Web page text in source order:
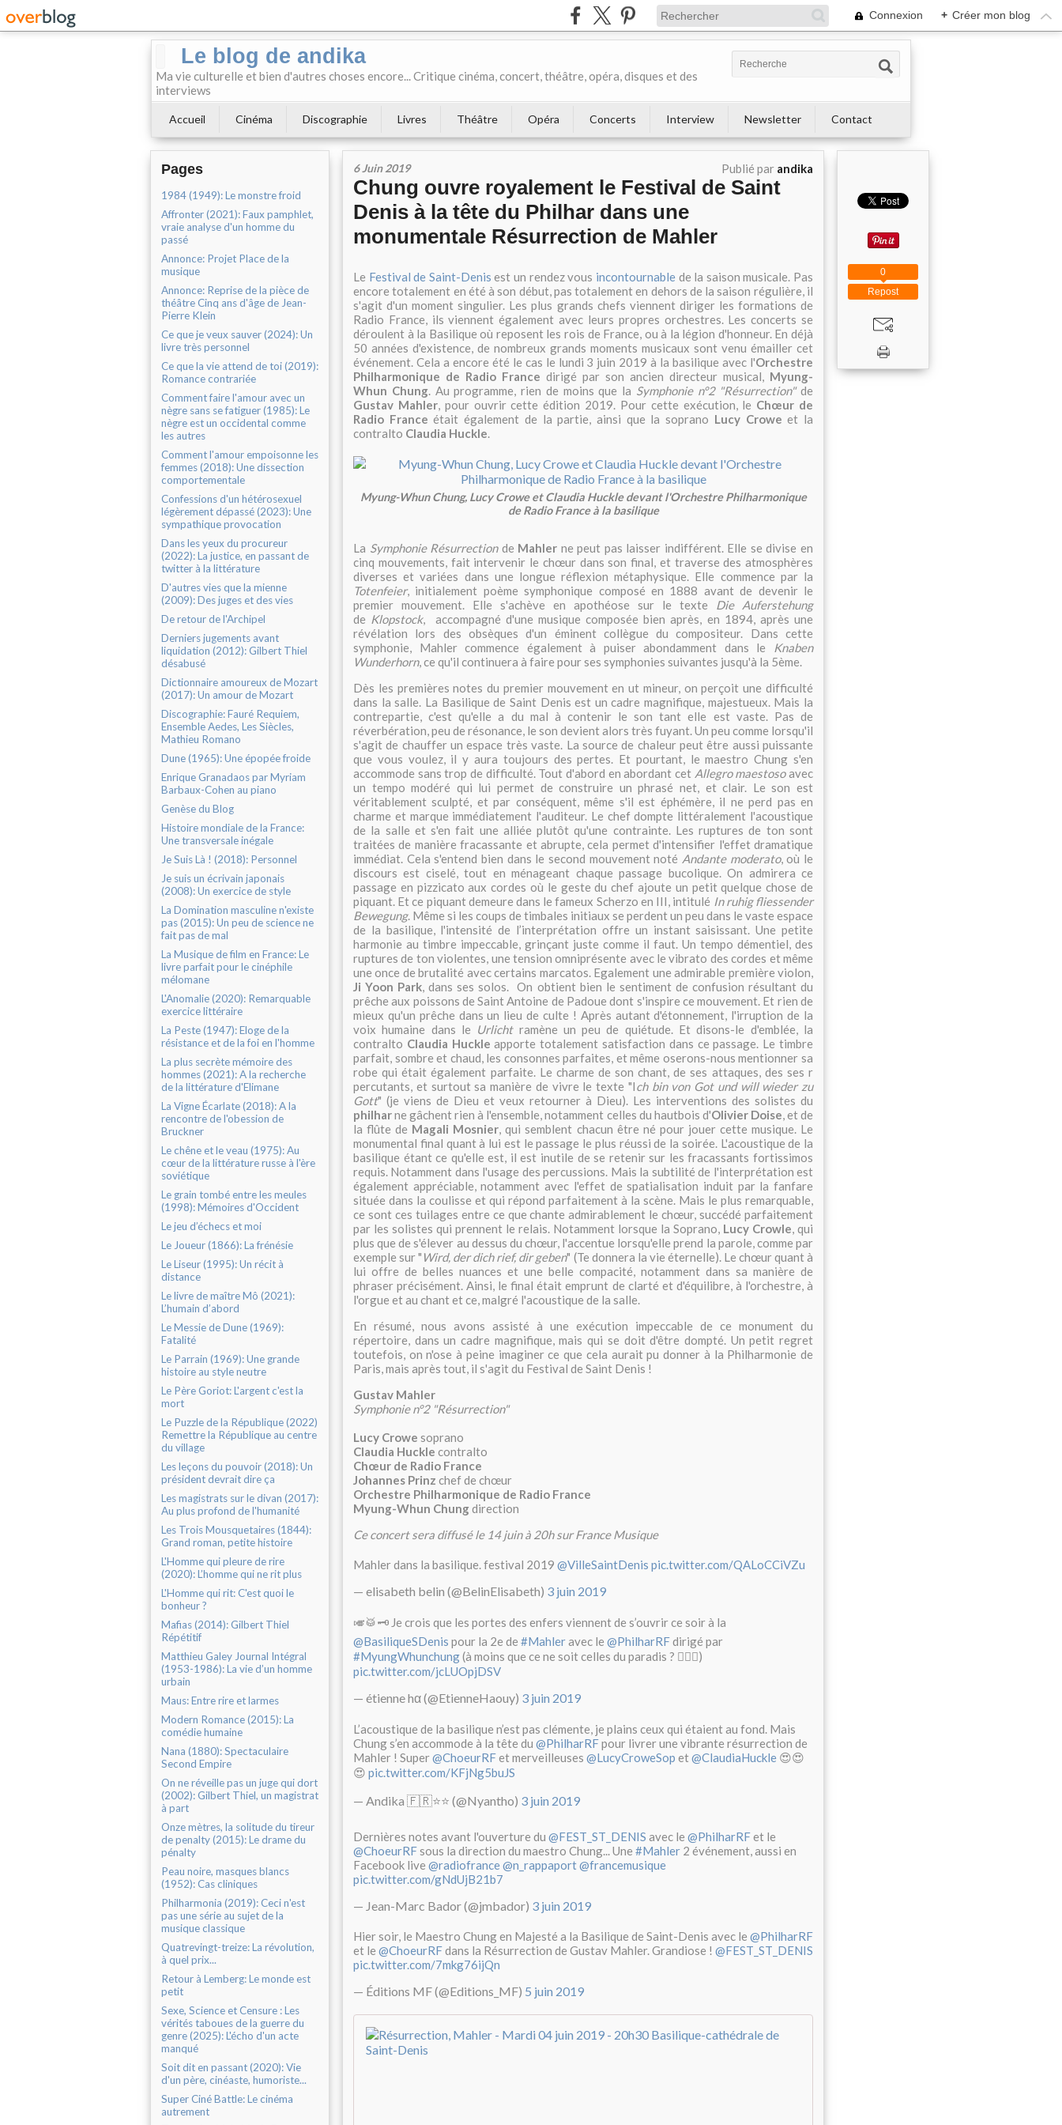
Connexion + Créer mon blog
Le blog de andika
Ma vie culturelle et bien d'autres choses encore... Critique cinéma, concert, théâtre, opéra, disques et des
interviews
Accueil Cinéma Discographie Livres Théâtre Opéra Concerts Interview Newsletter Contact
Pages
1984 (1949): Le monstre froid
Affronter (2021): Faux pamphlet,
vraie analyse d'un homme du
passé
Annonce: Projet Place de la
musique
Annonce: Reprise de la pièce de
théâtre Cinq ans d'âge de Jean-
Pierre Klein
Ce que je veux sauver (2024): Un
livre très personnel
Ce que la vie attend de toi (2019):
Romance contrariée
Comment faire l'amour avec un
nègre sans se fatiguer (1985): Le
nègre est un occidental comme
les autres
Comment l'amour empoisonne les
femmes (2018): Une dissection
comportementale
Confessions d'un hétérosexuel
légèrement dépassé (2023): Une
sympathique provocation
Dans les yeux du procureur
(2022): La justice, en passant de
twitter à la littérature
D'autres vies que la mienne
(2009): Des juges et des vies
De retour de l'Archipel
Derniers jugements avant
liquidation (2012): Gilbert Thiel
désabusé
Dictionnaire amoureux de Mozart
(2017): Un amour de Mozart
Discographie: Fauré Requiem,
Ensemble Aedes, Les Siècles,
Mathieu Romano
Dune (1965): Une épopée froide
Enrique Granadaos par Myriam
Barbaux-Cohen au piano
Genèse du Blog
Histoire mondiale de la France:
Une transversale inégale
Je Suis Là ! (2018): Personnel
Je suis un écrivain japonais
(2008): Un exercice de style
La Domination masculine n'existe
pas (2015): Un peu de science ne
fait pas de mal
La Musique de film en France: Le
livre parfait pour le cinéphile
mélomane
L'Anomalie (2020): Remarquable
exercice littéraire
La Peste (1947): Eloge de la
résistance et de la foi en l'homme
La plus secrète mémoire des
hommes (2021): A la recherche
de la littérature d'Elimane
La Vigne Écarlate (2018): A la
rencontre de l'obession de
Bruckner
Le chêne et le veau (1975): Au
cœur de la littérature russe à l'ère
soviétique
Le grain tombé entre les meules
(1998): Mémoires d'Occident
Le jeu d’échecs et moi
Le Joueur (1866): La frénésie
Le Liseur (1995): Un récit à
distance
Le livre de maître Mô (2021):
L’humain d’abord
Le Messie de Dune (1969):
Fatalité
Le Parrain (1969): Une grande
histoire au style neutre
Le Père Goriot: L'argent c'est la
mort
Le Puzzle de la République (2022)
Remettre la République au centre
du village
Les leçons du pouvoir (2018): Un
président devrait dire ça
Les magistrats sur le divan (2017):
Au plus profond de l'humanité
Les Trois Mousquetaires (1844):
Grand roman, petite histoire
L'Homme qui pleure de rire
(2020): L’homme qui ne rit plus
L'Homme qui rit: C'est quoi le
bonheur ?
Mafias (2014): Gilbert Thiel
Répétitif
Matthieu Galey Journal Intégral
(1953-1986): La vie d’un homme
urbain
Maus: Entre rire et larmes
Modern Romance (2015): La
comédie humaine
Nana (1880): Spectaculaire
Second Empire
On ne réveille pas un juge qui dort
(2002): Gilbert Thiel, un magistrat
à part
Onze mètres, la solitude du tireur
de penalty (2015): Le drame du
pénalty
Peau noire, masques blancs
(1952): Cas cliniques
Philharmonia (2019): Ceci n'est
pas une série au sujet de la
musique classique
Quatrevingt-treize: La révolution,
à quel prix...
Retour à Lemberg: Le monde est
petit
Sexe, Science et Censure : Les
vérités taboues de la guerre du
genre (2025): L'écho d'un acte
manqué
Soit dit en passant (2020): Vie
d'un père, cinéaste, humoriste...
Super Ciné Battle: Le cinéma
autrement
6 Juin 2019 Publié par andika
Chung ouvre royalement le Festival de Saint
Denis à la tête du Philhar dans une
monumentale Résurrection de Mahler
Le Festival de Saint-Denis est un rendez vous incontournablede la saison musicale. Pas
encore totalement en été à son début, pas totalement en dehors de la saison régulière, il
s'agit d'un moment singulier. Les plus grands chefs viennent diriger les formations de
Radio France, ils viennent également avec leurs propres orchestres. Les concerts se
déroulent à la Basilique où reposent les rois de France, ou à la légion d'honneur. En déjà
50 années d'existence, de nombreux grands moments musicaux sont venu émailler cet
événement. Cela a encore été le cas le lundi 3 juin 2019 à la basilique avec l'Orchestre
Philharmonique de Radio France dirigé par son ancien directeur musical, Myung-
Whun Chung. Au programme, rien de moins que la Symphonie n°2 "Résurrection"de
Gustav Mahler, pour ouvrir cette édition 2019. Pour cette exécution, le Chœur de
Radio France était également de la partie, ainsi que la soprano Lucy Crowe et la
contralto Claudia Huckle.
Myung-Whun Chung, Lucy Crowe et Claudia Huckle devant l'Orchestre Philharmonique
de Radio France à la basilique
La Symphonie Résurrectionde Mahler ne peut pas laisser indifférent. Elle se divise en
cinq mouvements, fait intervenir le chœur dans son final, et traverse des atmosphères
diverses et variées dans une longue réflexion métaphysique. Elle commence par la
Totenfeier, initialement poème symphonique composé en 1888 avant de devenir le
premier mouvement. Elle s'achève en apothéose sur le texte Die Auferstehung
de Klopstock, accompagné d'une musique composée bien après, en 1894, après une
révélation lors des obsèques d'un éminent collègue du compositeur. Dans cette
symphonie, Mahler commence également à puiser abondamment dans le
Knaben
Wunderhorn, ce qu'il continuera à faire pour ses symphonies suivantes jusqu'à la 5ème.
Dès les premières notes du premier mouvement en ut mineur, on perçoit une difficulté
dans la salle. La Basilique de Saint Denis est un cadre magnifique, majestueux. Mais la
contrepartie, c'est qu'elle a du mal à contenir le son tant elle est vaste. Pas de
réverbération, peu de résonance, le son devient alors très fuyant. Un peu comme lorsqu'il
s'agit de chauffer un espace très vaste. La source de chaleur peut être aussi puissante
que vous voulez, il y aura toujours des pertes. Et pourtant, le maestro Chung s'en
accommode sans trop de difficulté. Tout d'abord en abordant cet Allegro maestosoavec
un tempo modéré qui lui permet de construire un phrasé net, et clair. Le son est
véritablement sculpté, et par conséquent, même s'il est éphémère, il ne perd pas en
charme et marque immédiatement l'auditeur. Le chef dompte littéralement l'acoustique
de la salle et s'en fait une alliée plutôt qu'une contrainte. Les ruptures de ton sont
traitées de manière fracassante et abrupte, cela permet d'intensifier l'effet dramatique
immédiat. Cela s'entend bien dans le second mouvement noté Andante moderato, où le
discours est ciselé, tout en ménageant chaque passage bucolique. On admirera ce
passage en pizzicato aux cordes où le geste du chef ajoute un petit quelque chose de
piquant. Et ce piquant demeure dans le fameux Scherzo en III, intitulé In ruhig fliessender
Bewegung. Même si les coups de timbales initiaux se perdent un peu dans le vaste espace
de la basilique, l'intensité de l’interprétation offre un instant saisissant. Une petite
harmonie au timbre impeccable, grinçant juste comme il faut. Un tempo démentiel, des
ruptures de ton violentes, une tension omniprésente avec le vibrato des cordes et même
une once de brutalité avec certains marcatos. Egalement une admirable première violon,
Ji Yoon Park, dans ses solos. On obtient bien le sentiment de confusion résultant du
prêche aux poissons de Saint Antoine de Padoue dont s'inspire ce mouvement. Et rien de
mieux qu'un prêche dans un lieu de culte ! Après autant d'étonnement, l'irruption de la
voix humaine dans le Urlichtramène un peu de quiétude. Et disons-le d'emblée, la
contralto Claudia Huckle apporte totalement satisfaction dans ce passage. Le timbre
parfait, sombre et chaud, les consonnes parfaites, et même oserons-nous mentionner sa
robe qui était également parfaite. Le charme de son chant, de ses attaques, des ses r
percutants, et surtout sa manière de vivre le texte "Ich bin von Got und will wieder zu
Gott" (je viens de Dieu et veux retourner à Dieu). Les interventions des solistes du
philharne gâchent rien à l'ensemble, notamment celles du hautbois d'Olivier Doise, et de
la flûte de Magali Mosnier, qui semblent chacun être né pour jouer cette musique. Le
monumental final quant à lui est le passage le plus réussi de la soirée. L'acoustique de la
basilique étant ce qu'elle est, il est inutile de se retenir sur les fracassants fortissimos
requis. Notamment dans l'usage des percussions. Mais la subtilité de l'interprétation est
également appréciable, notamment avec l'effet de spatialisation induit par la fanfare
située dans la coulisse et qui répond parfaitement à la scène. Mais le plus remarquable,
ce sont ces tuilages entre ce que chante admirablement le chœur, succédé parfaitement
par les solistes qui prennent le relais. Notamment lorsque la Soprano, Lucy Crowle, qui
plus que de s'élever au dessus du chœur, l'accentue lorsqu'elle prend la parole, comme par
exemple sur " Wird, der dich rief, dir geben" (Te donnera la vie éternelle). Le chœur quant à
lui offre de belles nuances et une belle compacité, notamment dans sa manière de
phraser précisément. Ainsi, le final était emprunt de clarté et d'équilibre, à l'orchestre, à
l'orgue et au chant et ce, malgré l'acoustique de la salle.
En résumé, nous avons assisté à une exécution impeccable de ce monument du
répertoire, dans un cadre magnifique, mais qui se doit d'être dompté. Un petit regret
toutefois, on n'ose à peine imaginer ce que cela aurait pu donner à la Philharmonie de
Paris, mais après tout, il s'agit du Festival de Saint Denis !
Gustav Mahler
Symphonie n°2 "Résurrection"
Lucy Crowe soprano
Claudia Huckle contralto
Chœur de Radio France
Johannes Prinz chef de chœur
Orchestre Philharmonique de Radio France
Myung-Whun Chung direction
Ce concert sera diffusé le 14 juin à 20h sur France Musique
Mahler dans la basilique. festival 2019 @VilleSaintDenis pic.twitter.com/QALoCCiVZu
— elisabeth belin (@BelinElisabeth) 3 juin 2019
🎺🥁🗝 Je crois que les portes des enfers viennent de s’ouvrir ce soir à la
@BasiliqueSDenis pour la 2e de #Mahleravec le @PhilharRFdirigé par
#MyungWhunchung(à moins que ce ne soit celles du paradis ? 🤷🏻‍♂️)
pic.twitter.com/jcLUOpjDSV
— étienne hα (@EtienneHaouy) 3 juin 2019
L’acoustique de la basilique n’est pas clémente, je plains ceux qui étaient au fond. Mais
Chung s’en accommode à la tête du @PhilharRFpour livrer une vibrante résurrection de
Mahler ! Super@ChoeurRFet merveilleuses @LucyCroweSop et@ClaudiaHuckle 😍😍
😍 pic.twitter.com/KFjNg5buJS
— Andika 🇫🇷⭐️⭐️ (@Nyantho) 3 juin 2019
Dernières notes avant l'ouverture du @FEST_ST_DENIS avec le @PhilharRFet le
@ChoeurRFsous la direction du maestro Chung... Une #Mahler 2 événement, aussi en
Facebook live @radiofrance@n_rappaport@francemusique
pic.twitter.com/gNdUjB21b7
— Jean-Marc Bador (@jmbador) 3 juin 2019
Hier soir, le Maestro Chung en Majesté a la Basilique de Saint-Denis avec le @PhilharRF
et le @ChoeurRFdans la Résurrection de Gustav Mahler. Grandiose ! @FEST_ST_DENIS
pic.twitter.com/7mkg76ijQn
— Éditions MF (@Editions_MF) 5 juin 2019
Repost
0